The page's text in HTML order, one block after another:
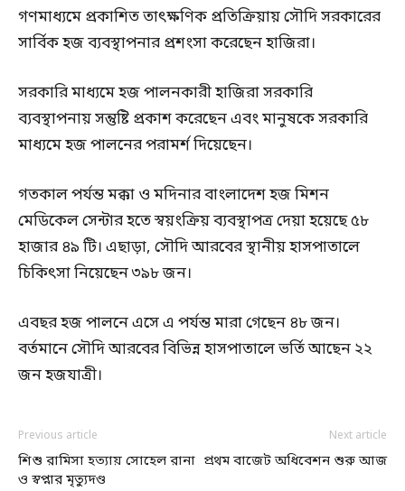
গণমাধ্যমে প্রকাশিত তাৎক্ষণিক প্রতিক্রিয়ায় সৌদি সরকারের
সার্বিক হজ ব্যবস্থাপনার প্রশংসা করেছেন হাজিরা।
সরকারি মাধ্যমে হজ পালনকারী হাজিরা সরকারি
ব্যবস্থাপনায় সন্তুষ্টি প্রকাশ করেছেন এবং মানুষকে সরকারি
মাধ্যমে হজ পালনের পরামর্শ দিয়েছেন।
গতকাল পর্যন্ত মক্কা ও মদিনার বাংলাদেশ হজ মিশন
মেডিকেল সেন্টার হতে স্বয়ংক্রিয় ব্যবস্থাপত্র দেয়া হয়েছে ৫৮
হাজার ৪৯ টি। এছাড়া, সৌদি আরবের স্থানীয় হাসপাতালে
চিকিৎসা নিয়েছেন ৩৯৮ জন।
এবছর হজ পালনে এসে এ পর্যন্ত মারা গেছেন ৪৮ জন।
বর্তমানে সৌদি আরবের বিভিন্ন হাসপাতালে ভর্তি আছেন ২২
জন হজযাত্রী।
Previous article
শিশু রামিসা হত্যায় সোহেল রানা
ও স্বপ্নার মৃত্যুদণ্ড
Next article
প্রথম বাজেট অধিবেশন শুরু আজ